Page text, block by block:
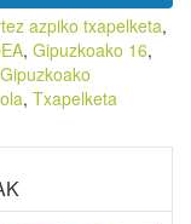
azpiko txapelketa,
, Gipuzkoako 16,
Gipuzkoako
, Txapelketa